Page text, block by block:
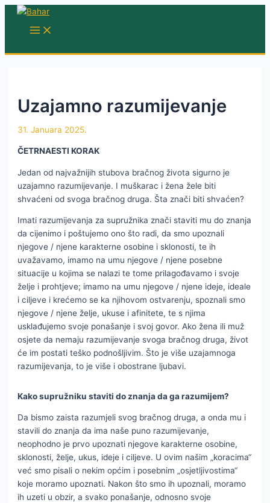
Skip
MAIN
MENU
Uzajamno razumijevanje
31. Januara 2025.
ČETRNAESTI KORAK
Jedan od najvažnijih stubova bračnog života sigurno je
uzajamno razumijevanje. I muškarac i žena žele biti
shvaćeni od svoga bračnog druga. Šta znači biti shvaćen?
Imati razumijevanja za supružnika znači staviti mu do znanja
da cijenimo i poštujemo ono što radi, da smo upoznali
njegove / njene karakterne osobine i sklonosti, te ih
uvažavamo, imamo na umu njegove / njene posebne
situacije u kojima se nalazi te tome prilagođavamo i svoje
želje i prohtjeve; imamo na umu njegove / njene ideje, ideale
i ciljeve i krećemo se ka njihovom ostvarenju, spoznali smo
njegove / njene želje, ukuse i afinitete, te s njima
usklađujemo svoje ponašanje i svoj govor. Ako žena ili muž
osjete da nemaju razumijevanje svoga bračnog druga, život
će im postati teško podnošljivim. Što je više uzajamnoga
razumijevanja, to je više i obostrane ljubavi.
Kako supružniku staviti do znanja da ga razumijem?
Da bismo zaista razumjeli svog bračnog druga, a onda mu i
stavili do znanja da ima naše puno razumijevanje,
neophodno je prvo upoznati njegove karakterne osobine,
sklonosti, želje, ukus, ideje i ciljeve. U ovim našim „koracima“
već smo pisali o nekim općim i posebnim „osjetljivostima“
koje moramo upoznati. Nakon što smo ih upoznali, moramo
ih uzeti u obzir, a svako ponašanje, odnosno svoje